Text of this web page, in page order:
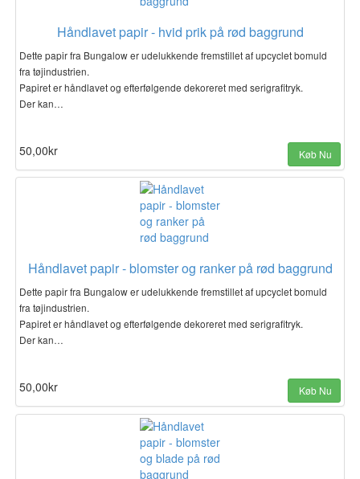
Håndlavet papir - hvid prik på rød baggrund
Dette papir fra Bungalow er udelukkende fremstillet af upcyclet bomuld
fra tøjindustrien.
Papiret er håndlavet og efterfølgende dekoreret med serigrafitryk.
Der kan…
50,00kr Køb Nu
Håndlavet papir - blomster og ranker på rød baggrund
Dette papir fra Bungalow er udelukkende fremstillet af upcyclet bomuld
fra tøjindustrien.
Papiret er håndlavet og efterfølgende dekoreret med serigrafitryk.
Der kan…
50,00kr Køb Nu